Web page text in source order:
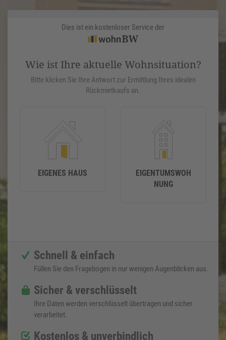
Dies ist ein kostenloser Service der
Wie ist Ihre aktuelle Wohnsituation?
Bitte klicken Sie Ihre Antwort zur Ermittlung Ihres idealen
Rückmietkaufs an.
EIGENES HAUS
EIGENTUMSWOH
NUNG
Schnell & einfach
Füllen Sie den Fragebogen in nur wenigen Augenblicken aus.
Sicher & verschlüsselt
Ihre Daten werden verschlüsselt übertragen und sicher
verarbeitet.
Kostenlos & unverbindlich